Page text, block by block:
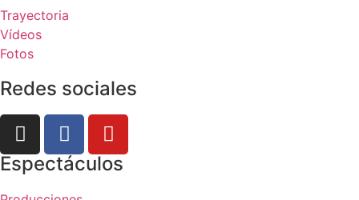
Trayectoria
Vídeos
Fotos
Redes sociales
Espectáculos